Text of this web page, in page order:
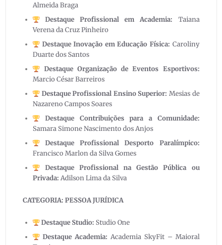
Almeida Braga
Destaque Profissional em Academia: Taiana
Verena da Cruz Pinheiro
Destaque Inovação em Educação Física: Caroliny
Duarte dos Santos
Destaque Organização de Eventos Esportivos:
Marcio César Barreiros
Destaque Profissional Ensino Superior: Mesias de
Nazareno Campos Soares
Destaque Contribuições para a Comunidade:
Samara Simone Nascimento dos Anjos
Destaque Profissional Desporto Paralímpico:
Francisco Marlon da Silva Gomes
Destaque Profissional na Gestão Pública ou
Privada: Adilson Lima da Silva
CATEGORIA: PESSOA JURÍDICA
Destaque Studio: Studio One
Destaque Academia: Academia SkyFit – Maioral